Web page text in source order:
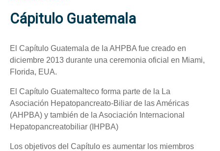
Cápitulo Guatemala
El Capítulo Guatemala de la AHPBA fue creado en
diciembre 2013 durante una ceremonia oficial en Miami,
Florida, EUA.
El Capítulo Guatemalteco forma parte de la La
Asociación Hepatopancreato-Biliar de las Américas
(AHPBA) y también de la Asociación Internacional
Hepatopancreatobiliar (IHPBA)
Los objetivos del Capítulo es aumentar los miembros